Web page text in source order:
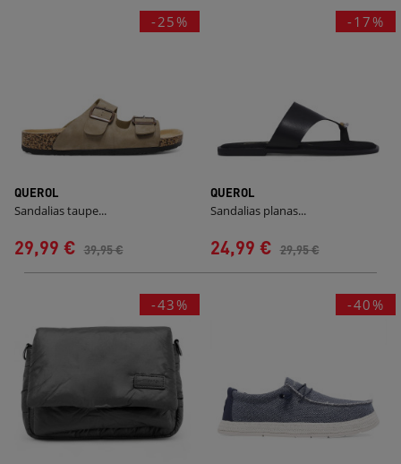
-25%
QUEROL
Sandalias taupe...
29,99 € 39,95 €
-17%
QUEROL
Sandalias planas...
24,99 € 29,95 €
-43% -40%